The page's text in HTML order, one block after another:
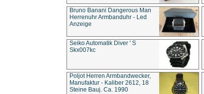
Bruno Banani Dangerous Man
Herrenuhr Armbanduhr - Led
Anzeige
Seiko Automatik Diver ' S
Skx007kc
Poljot Herren Armbandwecker,
Manufaktur - Kaliber 2612, 18
Steine Bauj. Ca. 1990